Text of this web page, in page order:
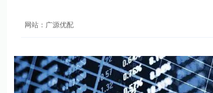
网站：广源优配